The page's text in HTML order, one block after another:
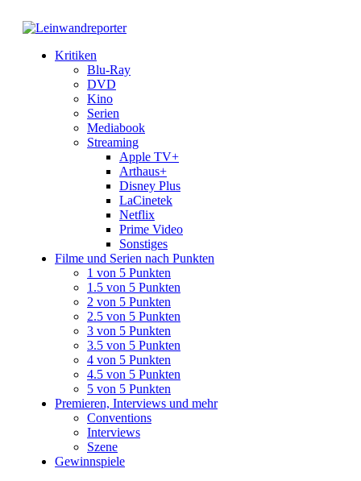
Kritiken
Blu-Ray
DVD
Kino
Serien
Mediabook
Streaming
Apple TV+
Arthaus+
Disney Plus
LaCinetek
Netflix
Prime Video
Sonstiges
Filme und Serien nach Punkten
1 von 5 Punkten
1.5 von 5 Punkten
2 von 5 Punkten
2.5 von 5 Punkten
3 von 5 Punkten
3.5 von 5 Punkten
4 von 5 Punkten
4.5 von 5 Punkten
5 von 5 Punkten
Premieren, Interviews und mehr
Conventions
Interviews
Szene
Gewinnspiele